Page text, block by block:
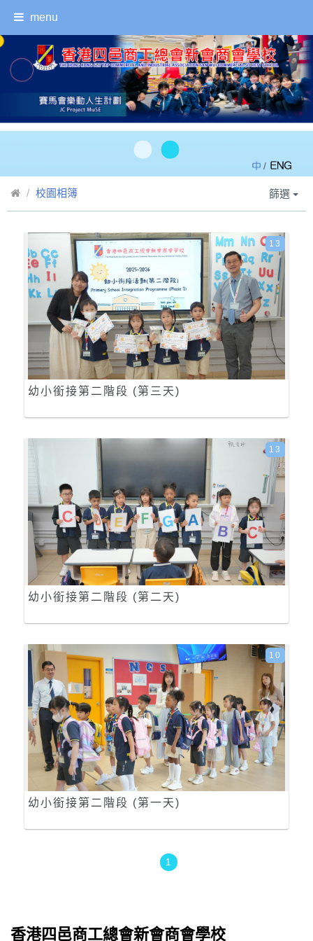
menu
/
校園相簿 篩選
幼小銜接第二階段 (第三天)
13
幼小銜接第二階段 (第二天)
13
幼小銜接第二階段 (第一天)
10
1
香港四邑商工總會新會商會學校